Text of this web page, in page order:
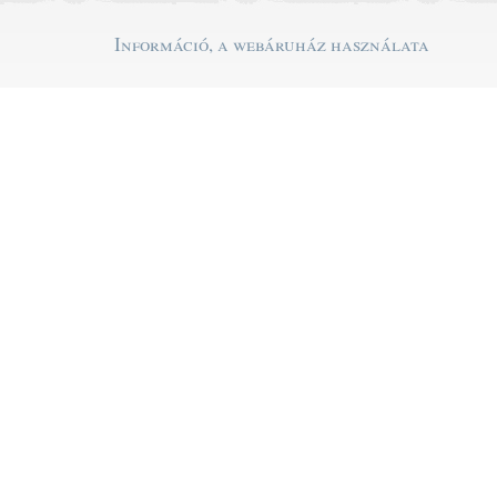
Információ, a webáruház használata